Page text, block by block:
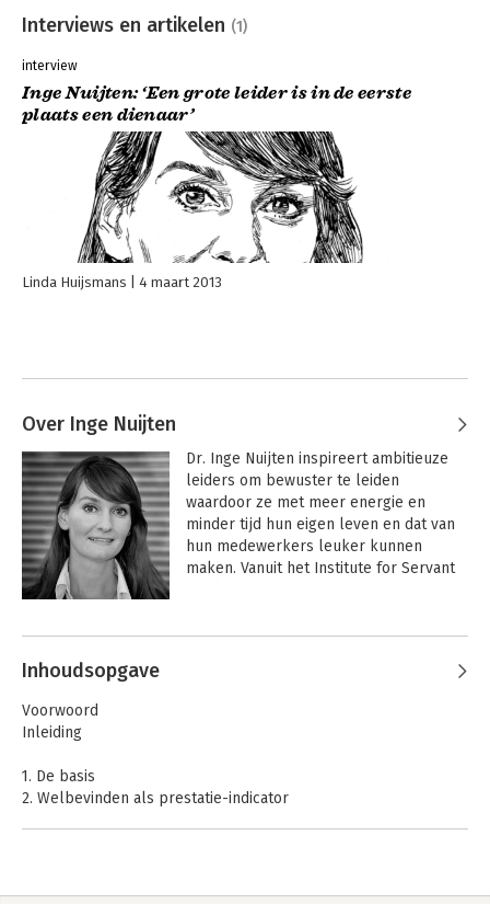
Interviews en artikelen (1)
interview
Inge Nuijten: ‘Een grote leider is in de eerste
plaats een dienaar’
Linda Huijsmans 4 maart 2013
Over Inge Nuijten
Dr. Inge Nuijten inspireert ambitieuze
leiders om bewuster te leiden
waardoor ze met meer energie en
minder tijd hun eigen leven en dat van
hun medewerkers leuker kunnen
maken. Vanuit het Institute for Servant
gebied van dienend-leiderschap,
Andere boeken door Inge Nuijten
Inhoudsopgave
Voorwoord
Inleiding
1. De basis
2. Welbevinden als prestatie-indicator